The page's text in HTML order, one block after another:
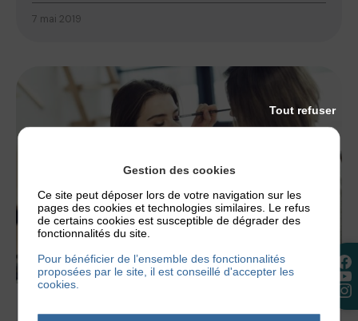
7 mai 2019
ACTUALITÉS
Gestion des cookies
Ce site peut déposer lors de votre navigation sur les
pages des cookies et technologies similaires. Le refus
de certains cookies est susceptible de dégrader des
fonctionnalités du site.
Pour bénéficier de l’ensemble des fonctionnalités
proposées par le site, il est conseillé d'accepter les
cookies.
Tout refuser